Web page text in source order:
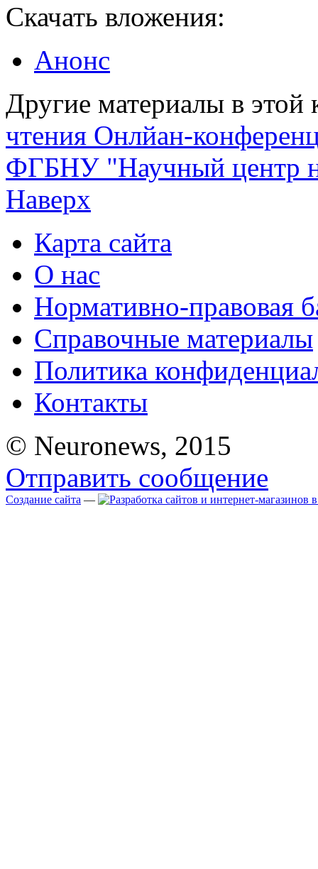
Скачать вложения:
Анонс
Другие материалы в этой
чтения Онлйан-
ФГБНУ "Научный центр
Наверх
Карта сайта
О нас
Нормативно-правовая
Справочные материалы
Политика
Контакты
© Neuronews, 2015
Отправить сообщение
Создание сайта —